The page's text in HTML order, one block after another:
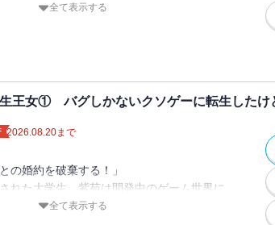
デビューしたことで、フランとの恋愛もちょ
を始めたい
良くなりたい
に参加したい
を成功させたい
邪神ユラにスポットがあてられています。普
見る、彼らの活躍をお楽しみください。
ソゲー悪役令嬢」が、マイクロマガジン様よ
ることになりました。コミック版もお楽しみ
迎えたい
った、あんな人やこんな人の裏話が集結。
を助けたい」
のヒ素だった・・・・・・。
怪談を語りたい」
送ることになったリリアーナたち。そこに
『学校の七不思議』が存在した。その内容と
全て表示する
王女① バグしかないクソゲーに転生したけ
2026.08.20まで
の婚約を破棄する！」
れた大学生、紫苑は開発中のゲーム世界に
として転生した。
全て表示する